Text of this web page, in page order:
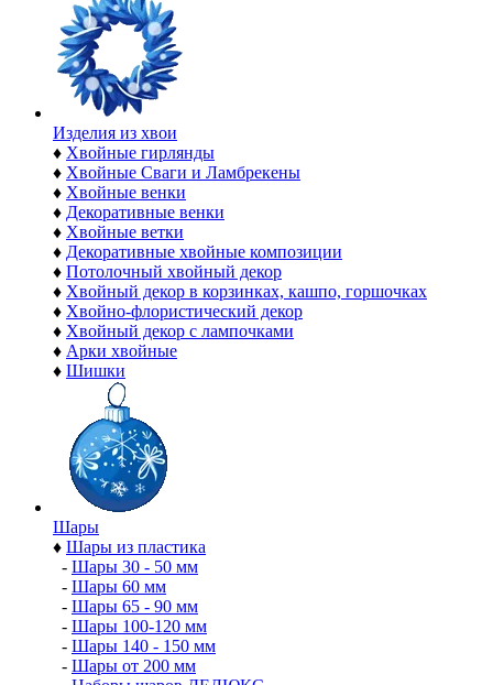
Изделия из хвои
♦ Хвойные гирлянды
♦ Хвойные Сваги и Ламбрекены
♦ Хвойные венки
♦ Декоративные венки
♦ Хвойные ветки
♦ Декоративные хвойные композиции
♦ Потолочный хвойный декор
♦ Хвойный декор в корзинках, кашпо, горшочках
♦ Хвойно-флористический декор
♦ Хвойный декор с лампочками
♦ Арки хвойные
♦ Шишки
Шары
♦ Шары из пластика
- Шары 30 - 50 мм
- Шары 60 мм
- Шары 65 - 90 мм
- Шары 100-120 мм
- Шары 140 - 150 мм
- Шары от 200 мм